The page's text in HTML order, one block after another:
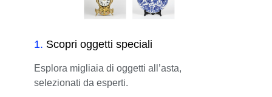
1. Scopri oggetti speciali
Esplora migliaia di oggetti all’asta,
selezionati da esperti.